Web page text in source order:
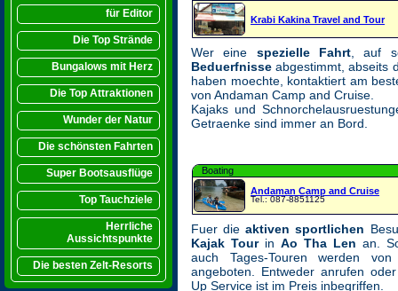
für Editor
Die Top Strände
Bungalows mit Herz
Die Top Attraktionen
Wunder der Natur
Die schönsten Fahrten
Super Bootsausflüge
Top Tauchziele
Herrliche
Aussichtspunkte
Die besten Zelt-Resorts
Krabi Kakina Travel and Tour
Wer eine spezielle Fahrt , auf
Beduerfnisse abgestimmt, abseits
haben moechte, kontaktiert am
von Andaman Camp and Cruise.
Kajaks und
Getraenke sind immer an Bord.
Boating
Andaman Camp and Cruise
Tel.: 087-8851125
Fuer dieaktiven sportlichen
Kajak Tourin Ao Tha Len an.
auch Tages-Touren werden
angeboten. Entweder anrufen
Up Service ist im Preis inbegriffen.